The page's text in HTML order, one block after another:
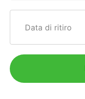
Data di ritiro